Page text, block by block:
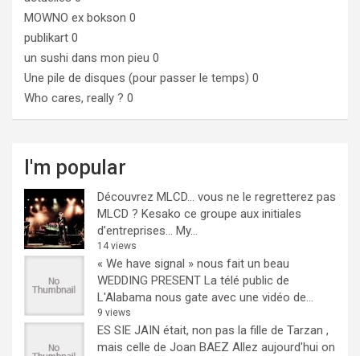
MOWNO ex bokson 0
publikart 0
un sushi dans mon pieu 0
Une pile de disques (pour passer le temps) 0
Who cares, really ? 0
I'm popular
Découvrez MLCD… vous ne le regretterez pas
MLCD ? Kesako ce groupe aux initiales
d’entreprises… My...
14 views
« We have signal » nous fait un beau
WEDDING PRESENT La télé public de
L'Alabama nous gate avec une vidéo de...
9 views
ES SIE JAIN était, non pas la fille de Tarzan ,
mais celle de Joan BAEZ Allez aujourd'hui on